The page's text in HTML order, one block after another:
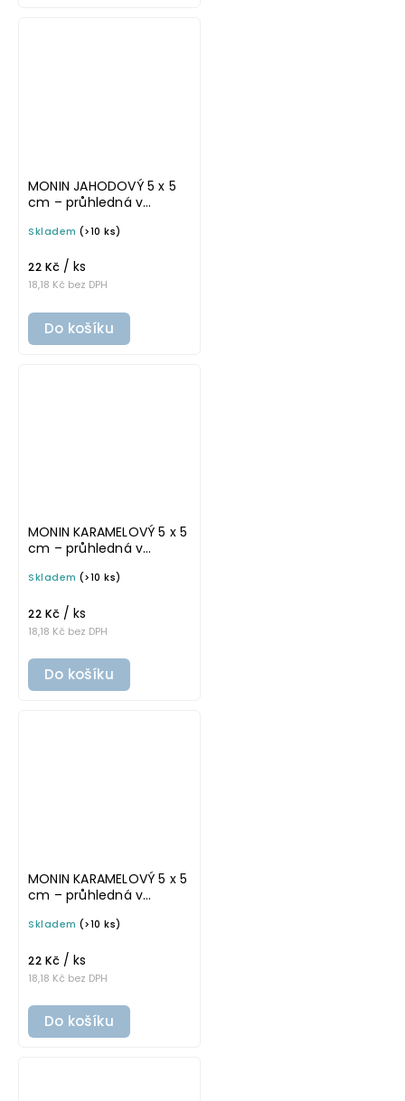
MONIN JAHODOVÝ 5 x 5
cm – průhledná v
omyvatelná samolepka
Skladem (>10 ks)
18,18 Kč bez DPH
22 Kč / ks
Do košíku
MONIN KARAMELOVÝ 5 x 5
cm – průhledná v
omyvatelná samolepka
Skladem (>10 ks)
18,18 Kč bez DPH
22 Kč / ks
Do košíku
MONIN KARAMELOVÝ 5 x 5
cm – průhledná v
omyvatelná samolepka
Skladem (>10 ks)
18,18 Kč bez DPH
22 Kč / ks
Do košíku